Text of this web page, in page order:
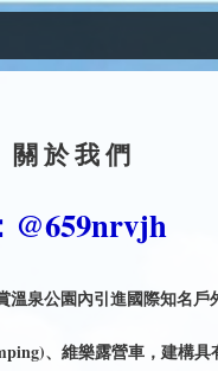
關於我們
溫泉公園內引進國際知名
、維樂露營車，建構